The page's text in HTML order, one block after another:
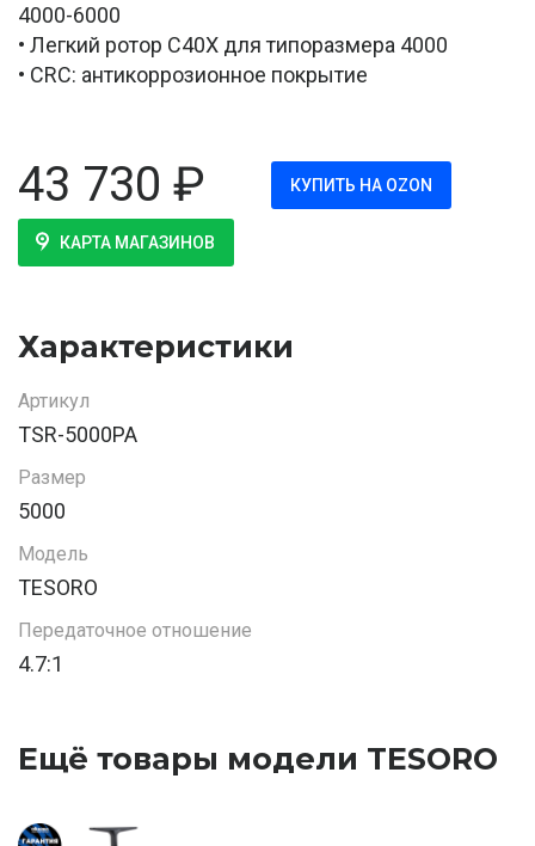
4000-6000
• Легкий ротор C40X для типоразмера 4000
• CRC: антикоррозионное покрытие
43 730 ₽ КУПИТЬ НА OZON
КАРТА МАГАЗИНОВ
Характеристики
Артикул
TSR-5000PA
Размер
5000
Модель
TESORO
Передаточное отношение
4.7:1
Ещё товары модели TESORO